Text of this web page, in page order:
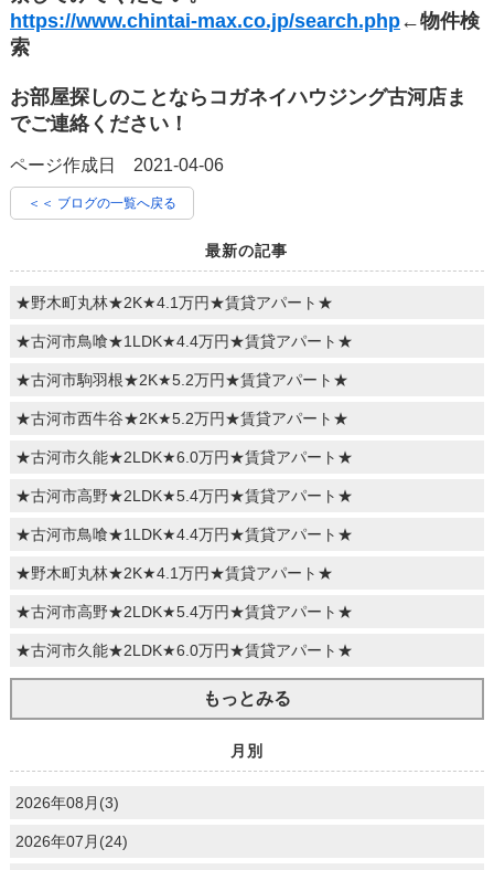
https://www.chintai-max.co.jp/search.php←物件検
索
お部屋探しのことならコガネイハウジング古河店ま
でご連絡ください！
ページ作成日 2021-04-06
＜＜ ブログの一覧へ戻る
最新の記事
★野木町丸林★2K★4.1万円★賃貸アパート★
★古河市鳥喰★1LDK★4.4万円★賃貸アパート★
★古河市駒羽根★2K★5.2万円★賃貸アパート★
★古河市西牛谷★2K★5.2万円★賃貸アパート★
★古河市久能★2LDK★6.0万円★賃貸アパート★
★古河市高野★2LDK★5.4万円★賃貸アパート★
★古河市鳥喰★1LDK★4.4万円★賃貸アパート★
★野木町丸林★2K★4.1万円★賃貸アパート★
★古河市高野★2LDK★5.4万円★賃貸アパート★
★古河市久能★2LDK★6.0万円★賃貸アパート★
もっとみる
月別
2026年08月(3)
2026年07月(24)